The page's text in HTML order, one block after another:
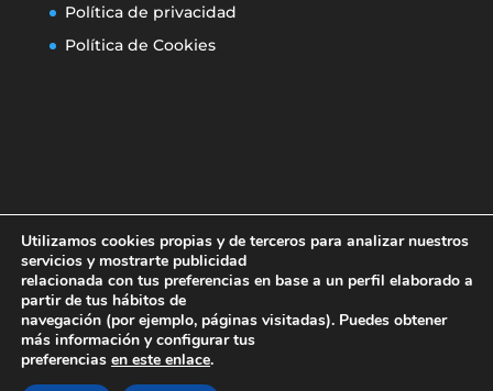
Política de privacidad
Política de Cookies
Aviso legal
Política de privacidad
Política de Cookies
Utilizamos cookies propias y de terceros para analizar nuestros
servicios y mostrarte publicidad
relacionada con tus preferencias en base a un perfil elaborado a
partir de tus hábitos de
navegación (por ejemplo, páginas visitadas). Puedes obtener
más información y configurar tus
preferencias en este enlace.